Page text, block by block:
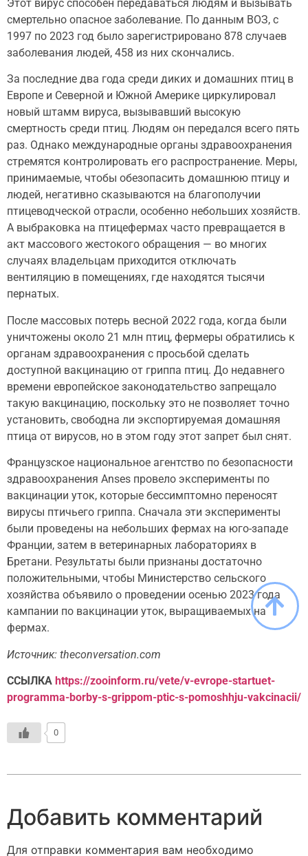
Этот вирус способен передаваться людям и вызывать
смертельно опасное заболевание. По данным ВОЗ, с
1997 по 2023 год было зарегистрировано 878 случаев
заболевания людей, 458 из них скончались.
За последние два года среди диких и домашних птиц в
Европе и Северной и Южной Америке циркулировал
новый штамм вируса, вызывавший высокую
смертность среди птиц. Людям он передался всего пять
раз. Однако международные органы здравоохранения
стремятся контролировать его распространение. Меры,
принимаемые, чтобы обезопасить домашнюю птицу и
людей, негативно сказываются на благополучии
птицеводческой отрасли, особенно небольших хозяйств.
А выбраковка на птицефермах часто превращается в
акт массового жестокого обращения — во многих
случаях владельцам приходится отключать
вентиляцию в помещениях, где находятся тысячи
пернатых.
После массовых потерь весной 2022 года, когда были
уничтожены около 21 млн птиц, фермеры обратились к
органам здравоохранения с просьбой сделать
доступной вакцинацию от гриппа птиц. До недавнего
времени европейское законодательство запрещало
такую вакцинацию, поскольку это не позволяет точно
установить, свободна ли экспортируемая домашняя
птица от вирусов, но в этом году этот запрет был снят.
Французское национальное агентство по безопасности
здравоохранения Anses провело эксперименты по
вакцинации уток, которые бессимптомно переносят
вирусы птичьего гриппа. Сначала эти эксперименты
были проведены на небольших фермах на юго-западе
Франции, затем в ветеринарных лабораториях в
Бретани. Результаты были признаны достаточно
положительными, чтобы Министерство сельского
хозяйства объявило о проведении осенью 2023 года
кампании по вакцинации уток, выращиваемых на
фермах.
Источник: theconversation.com
ССЫЛКА https://zooinform.ru/vete/v-evrope-startuet-
programma-borby-s-grippom-ptic-s-pomoshhju-vakcinacii/
0
Добавить комментарий
Для отправки комментария вам необходимо